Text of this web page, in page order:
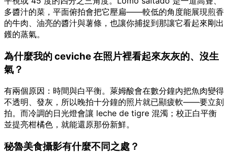
多醬汁的菜，平面俯拍會把它壓扁——較低的角度能展現煎香
的牛肉、油亮的醬汁與薯條，也讓你捕捉到那讓它看起來剛出
鑊的蒸氣。
為什麼我的 ceviche 在照片裡看起來灰灰的、沒生
氣？
有兩個原因：時間與白平衡。萊姆酸會在數分鐘內把魚肉變得
不透明、發灰，所以晚拍十分鐘的照片就已顯疲軟——要立刻
拍。而冷調的日光燈會讓 leche de tigre 混濁；校正白平衡
並提亮柑橘色，就能還原那份新鮮。
秘魯美食攝影有什麼不同之處？